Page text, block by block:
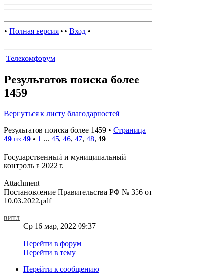
• Полная версия • • Вход •
Телекомфорум
Результатов поиска более
1459
Вернуться к листу благодарностей
Результатов поиска более 1459 • Страница
49 из 49 • 1 ... 45, 46, 47, 48, 49
Государственный и муниципальный
контроль в 2022 г.
Attachment
Постановление Правительства РФ № 336 от
10.03.2022.pdf
витл
Ср 16 мар, 2022 09:37
Перейти в форум
Перейти в тему
Перейти к сообщению